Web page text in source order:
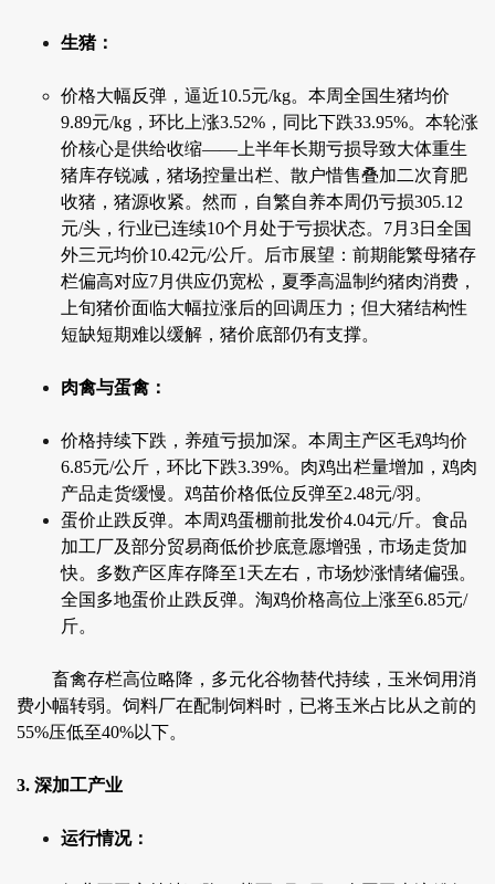
生猪：
价格大幅反弹，逼近10.5元/kg。本周全国生猪均价
9.89元/kg，环比上涨3.52%，同比下跌33.95%。本轮涨
价核心是供给收缩——上半年长期亏损导致大体重生
猪库存锐减，猪场控量出栏、散户惜售叠加二次育肥
收猪，猪源收紧。然而，自繁自养本周仍亏损305.12
元/头，行业已连续10个月处于亏损状态。7月3日全国
外三元均价10.42元/公斤。后市展望：前期能繁母猪存
栏偏高对应7月供应仍宽松，夏季高温制约猪肉消费，
上旬猪价面临大幅拉涨后的回调压力；但大猪结构性
短缺短期难以缓解，猪价底部仍有支撑。
肉禽与蛋禽：
价格持续下跌，养殖亏损加深。本周主产区毛鸡均价
6.85元/公斤，环比下跌3.39%。肉鸡出栏量增加，鸡肉
产品走货缓慢。鸡苗价格低位反弹至2.48元/羽。
蛋价止跌反弹。本周鸡蛋棚前批发价4.04元/斤。食品
加工厂及部分贸易商低价抄底意愿增强，市场走货加
快。多数产区库存降至1天左右，市场炒涨情绪偏强。
全国多地蛋价止跌反弹。淘鸡价格高位上涨至6.85元/
斤。
畜禽存栏高位略降，多元化谷物替代持续，玉米饲用消
费小幅转弱。饲料厂在配制饲料时，已将玉米占比从之前的
55%压低至40%以下。
3. 深加工产业
运行情况：